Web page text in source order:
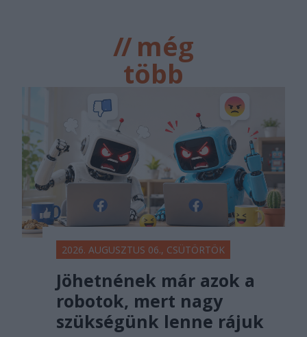
//még
több
főtér.ro
2026. AUGUSZTUS 06., CSÜTÖRTÖK
Jöhetnének már azok a
robotok, mert nagy
szükségünk lenne rájuk